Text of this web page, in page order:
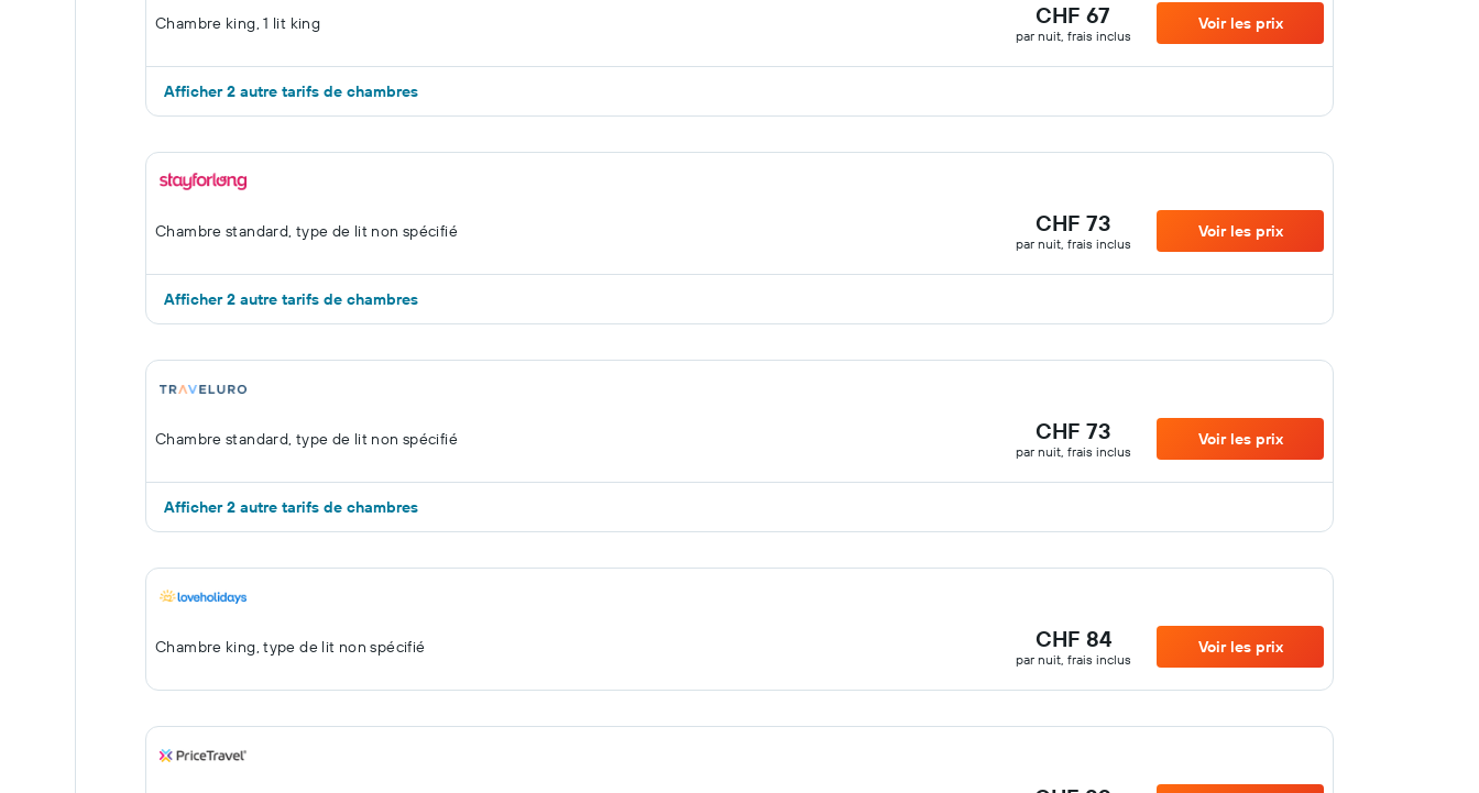
Chambre king, 1 lit king CHF 67
par nuit, frais inclus
Voir les prix
Afficher 2 autre tarifs de chambres
Chambre standard, type de lit non spécifié CHF 73
par nuit, frais inclus
Voir les prix
Afficher 2 autre tarifs de chambres
Chambre standard, type de lit non spécifié CHF 73
par nuit, frais inclus
Voir les prix
Afficher 2 autre tarifs de chambres
Chambre king, type de lit non spécifié CHF 84
par nuit, frais inclus
Voir les prix